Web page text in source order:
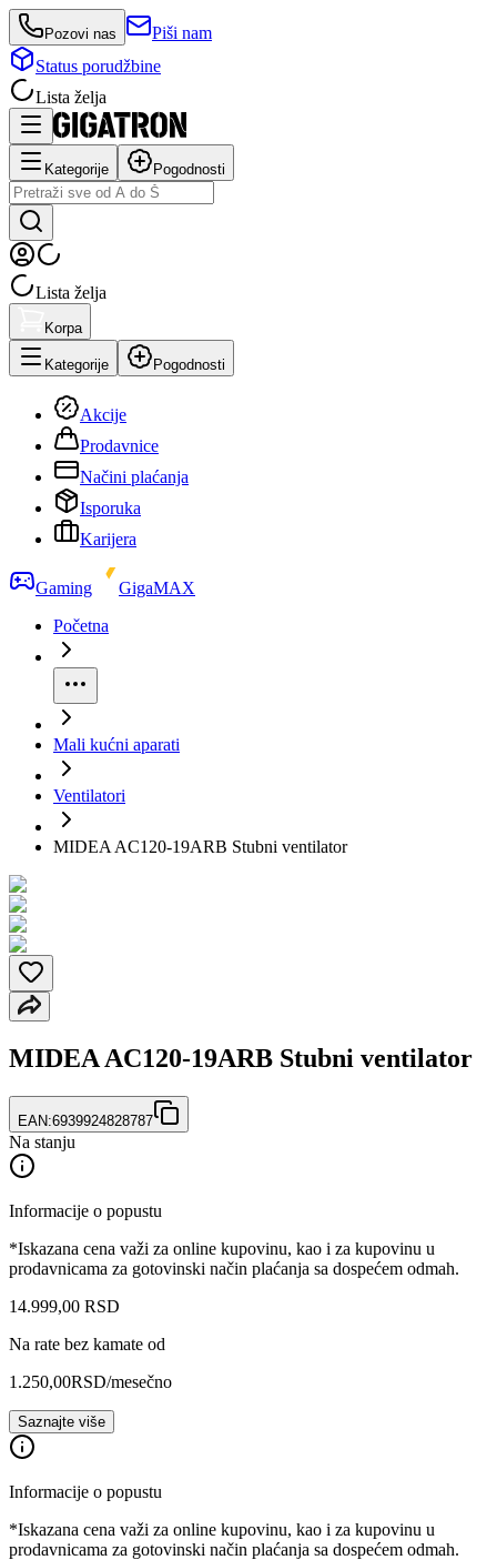
Pozovi nas
Piši nam
Status porudžbine
Lista želja
Kategorije Pogodnosti
Lista želja
Korpa
Kategorije Pogodnosti
Akcije
Prodavnice
Načini plaćanja
Isporuka
Karijera
Gaming
GigaMAX
Početna
Mali kućni aparati
Ventilatori
MIDEA AC120-19ARB Stubni ventilator
MIDEA AC120-19ARB Stubni ventilator
EAN:6939924828787
Na stanju
Informacije o popustu
*Iskazana cena važi za online kupovinu, kao i za kupovinu u
prodavnicama za gotovinski način plaćanja sa dospećem odmah.
14.999,00 RSD
Na rate bez kamate od
1.250,00RSD/mesečno
Saznajte više
Informacije o popustu
*Iskazana cena važi za online kupovinu, kao i za kupovinu u
prodavnicama za gotovinski način plaćanja sa dospećem odmah.